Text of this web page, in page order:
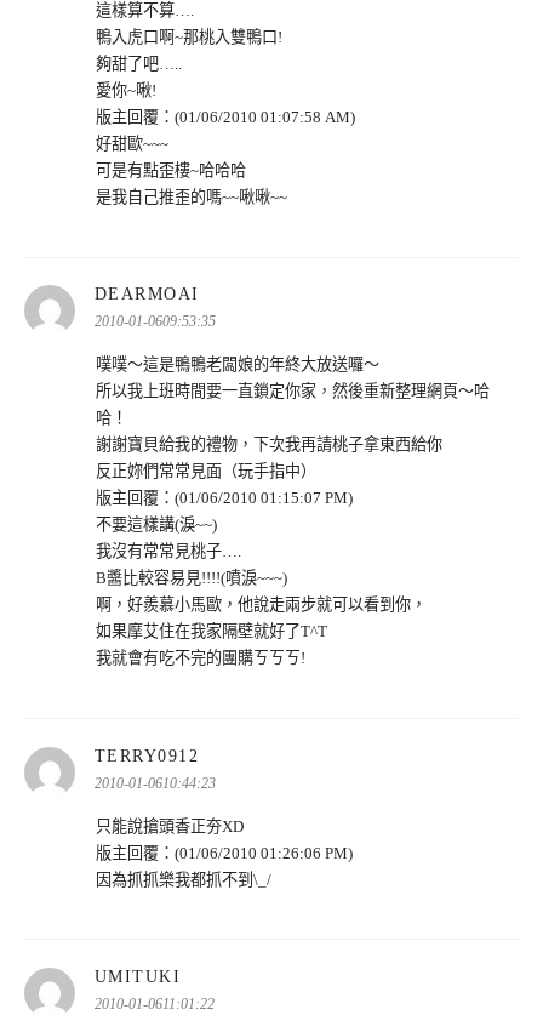
這樣算不算….
鴨入虎口啊~那桃入雙鴨口!
夠甜了吧…..
愛你~啾!
版主回覆：(01/06/2010 01:07:58 AM)
好甜歐~~~
可是有點歪樓~哈哈哈
是我自己推歪的嗎~~啾啾~~
DEARMOAI
示:
2010-01-0609:53:35
噗噗～這是鴨鴨老闆娘的年終大放送囉～
所以我上班時間要一直鎖定你家，然後重新整理網頁～哈
哈！
謝謝寶貝給我的禮物，下次我再請桃子拿東西給你
反正妳們常常見面（玩手指中）
版主回覆：(01/06/2010 01:15:07 PM)
不要這樣講(淚~~)
我沒有常常見桃子….
B醬比較容易見!!!!(噴淚~~~)
啊，好羨慕小馬歐，他說走兩步就可以看到你，
如果摩艾住在我家隔壁就好了T^T
我就會有吃不完的團購ㄎㄎㄎ!
TERRY0912
示:
2010-01-0610:44:23
只能說搶頭香正夯XD
版主回覆：(01/06/2010 01:26:06 PM)
因為抓抓樂我都抓不到\_/
UMITUKI
示:
2010-01-0611:01:22